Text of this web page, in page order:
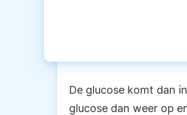
De glucose komt dan
glucose dan weer op